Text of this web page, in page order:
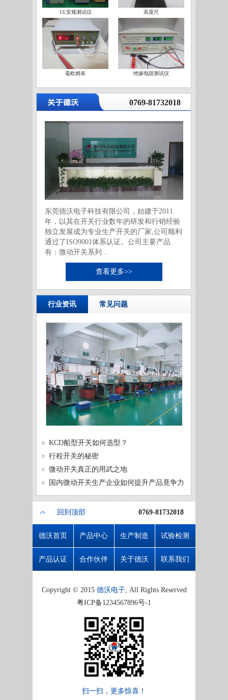
UL安规测试仪 高度尺
毫欧姆表 绝缘电阻测试仪
0769-81732018
东莞德沃电子科技有限公司，始建于2011
年，以其在开关行业数年的研发和行销经验
独立发展成为专业生产开关的厂家,公司顺利
通过了ISO9001体系认证。公司主要产品
有：微动开关系列...
查看更多>>
行业资讯 常见问题
KCD船型开关如何选型？
行程开关的秘密
微动开关真正的用武之地
国内微动开关生产企业如何提升产品竟争力
回到顶部 0769-81732018
德沃首页 产品中心 生产制造 试验检测
产品认证 合作伙伴 关于德沃 联系我们
Copyright © 2015 德沃电子, All Rights Reserved
粤ICP备1234567896号-1
扫一扫，更多惊喜！